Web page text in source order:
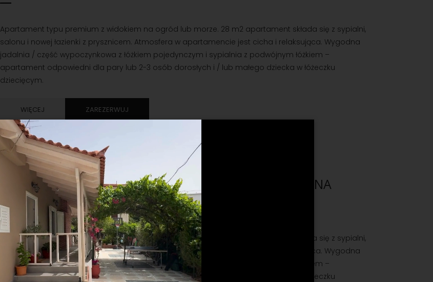
Apartament typu premium z widokiem na ogród lub morze. 28 m2 apartament składa się z sypialni,
salonu i nowej łazienki z prysznicem. Atmosfera w apartamencie jest cicha i relaksująca. Wygodna
jadalnia / część wypoczynkowa z łóżkiem pojedynczym i sypialnia z podwójnym łóżkiem –
apartament odpowiedni dla pary lub 2-3 osób dorosłych i / lub małego dziecka w łóżeczku
dziecięcym.
WIĘCEJ ZAREZERWUJ
APARTAMENT RODZINNY TRZYOSOBOWY WYJŚCIEM NA
PODWÓRZE
Apartament typu premium z widokiem na ogród lub morze. 28 m2 apartament składa się z sypialni,
salonu i nowej łazienki z prysznicem. Atmosfera w apartamencie jest cicha i relaksująca. Wygodna
jadalnia / część wypoczynkowa z łóżkiem pojedynczym i sypialnia z podwójnym łóżkiem –
apartament odpowiedni dla pary lub 2-3 osób dorosłych i / lub małego dziecka w łóżeczku